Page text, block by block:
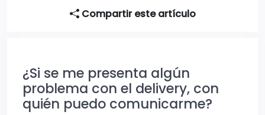
Compartir este artículo
¿Si se me presenta algún
problema con el delivery, con
quién puedo comunicarme?